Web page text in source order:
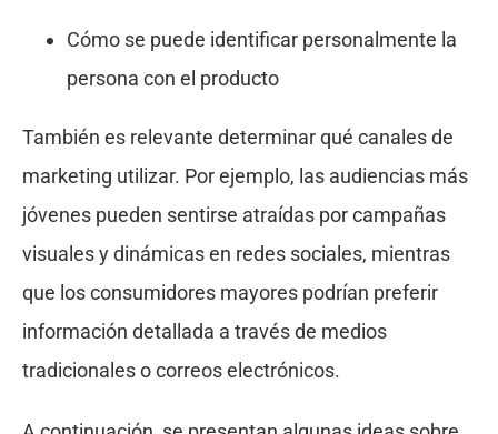
Cómo se puede identificar personalmente la
persona con el producto
También es relevante determinar qué canales de
marketing utilizar. Por ejemplo, las audiencias más
jóvenes pueden sentirse atraídas por campañas
visuales y dinámicas en redes sociales, mientras
que los consumidores mayores podrían preferir
información detallada a través de medios
tradicionales o correos electrónicos.